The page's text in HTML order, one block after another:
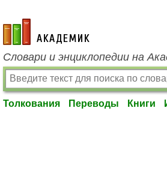
academic.ru
Словари и энциклопедии на
Толкования Переводы Книги